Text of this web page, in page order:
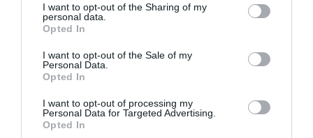
I want to opt-out of the Sharing of my
personal data.
Opted In
I want to opt-out of the Sale of my
Personal Data.
Opted In
I want to opt-out of processing my
Personal Data for Targeted Advertising.
Opted In
Montessori είναι σχεδιασμένα για να πυροδοτούν τη
φαντασία, να οξύνουν τη διορατικότητα και να
εμπνέουν την έρευνα. Στην εταιρεία
ΣΙΑ ΕΕ - ΤΟ ΠΑΙΔΑΓΩΓΙΚΟ ΠΑΙΧΝΙΔΙ
, υποστηρίζουμε
τα δυνατά σημεία του κάθε παιδιού και παρέχουμε τα
κατάλληλα εργαλεία για να ανακαλύψουν το ταλέντο
και κατάρτιση στους συνεργάτες μας και τους
εκπαιδευτικούς παγκοσμίως.